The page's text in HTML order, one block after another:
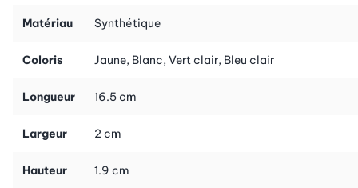
pour un nettoyage plus efficace. Il suffit d’humidifier la petite
mouvement de va-et-vient. Cet article à usage unique se jette
couleurs bleu, jaune et vert.
Matériau Synthétique
Coloris Jaune, Blanc, Vert clair, Bleu clair
Longueur 16.5 cm
Largeur 2 cm
Hauteur 1.9 cm